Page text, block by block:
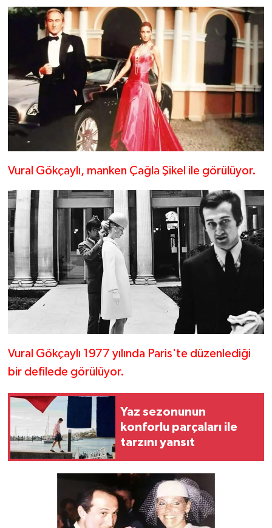
Vural Gökçaylı, manken Çağla Şikel ile görülüyor.
Vural Gökçaylı 1977 yılında Paris'te düzenlediği
bir defilede görülüyor.
Yaz sezonunun
konforlu parçaları ile
tarzını yansıt